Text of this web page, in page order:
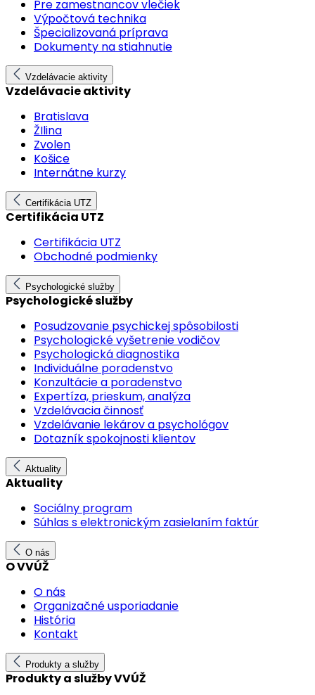
Pre zamestnancov vlečiek
Výpočtová technika
Špecializovaná príprava
Dokumenty na stiahnutie
Vzdelávacie aktivity
Vzdelávacie aktivity
Bratislava
ŽIlina
Zvolen
Košice
Internátne kurzy
Certifikácia UTZ
Certifikácia UTZ
Certifikácia UTZ
Obchodné podmienky
Psychologické služby
Psychologické služby
Posudzovanie psychickej spôsobilosti
Psychologické vyšetrenie vodičov
Psychologická diagnostika
Individuálne poradenstvo
Konzultácie a poradenstvo
Expertíza, prieskum, analýza
Vzdelávacia činnosť
Vzdelávanie lekárov a psychológov
Dotazník spokojnosti klientov
Aktuality
Aktuality
Sociálny program
Súhlas s elektronickým zasielaním faktúr
O nás
O VVÚŽ
O nás
Organizačné usporiadanie
História
Kontakt
Produkty a služby
Produkty a služby VVÚŽ